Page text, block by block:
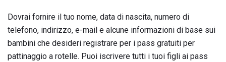
Dovrai fornire il tuo nome, data di nascita, numero di
telefono, indirizzo, e-mail e alcune informazioni di base sui
bambini che desideri registrare per i pass gratuiti per
pattinaggio a rotelle. Puoi iscrivere tutti i tuoi figli ai pass